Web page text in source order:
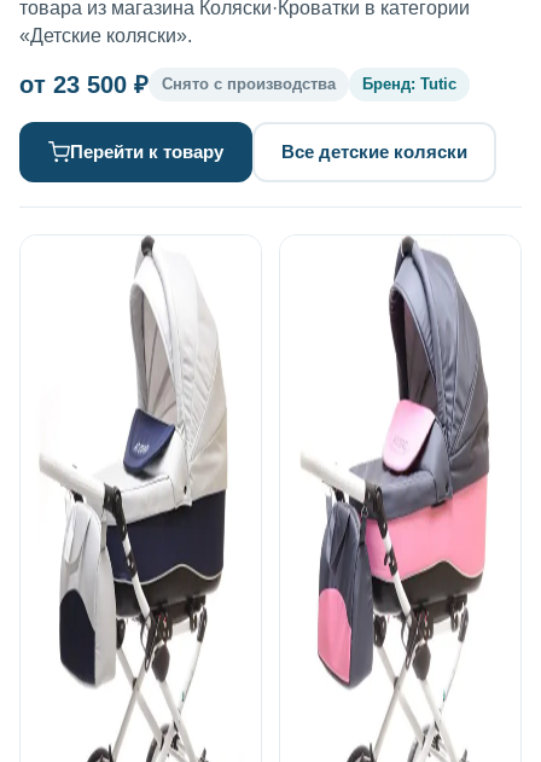
товара из магазина Коляски·Кроватки в категории
«Детские коляски».
от 23 500 ₽ Снято с производства Бренд: Tutic
Перейти к товару Все детские коляски